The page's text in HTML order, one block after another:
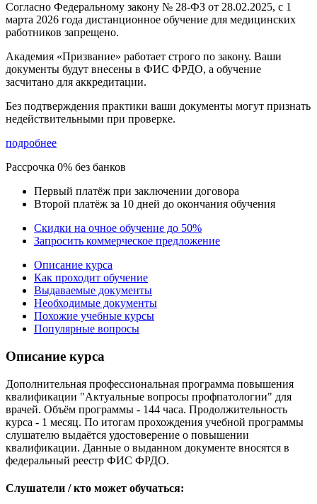
Согласно Федеральному закону № 28-ФЗ от 28.02.2025, с 1
марта 2026 года дистанционное обучение для медицинских
работников запрещено.
Академия «Призвание» работает строго по закону. Ваши
документы будут внесены в ФИС ФРДО, а обучение
засчитано для аккредитации.
Без подтверждения практики ваши документы могут признать
недействительными при проверке.
подробнее
Рассрочка 0% без банков
Первый платёж при заключении договора
Второй платёж за 10 дней до окончания обучения
Скидки на очное обучение до 50%
Запросить коммерческое предложение
Описание курса
Как проходит обучение
Выдаваемые документы
Необходимые документы
Похожие учебные курсы
Популярные вопросы
Описание курса
Дополнительная профессиональная программа повышения
квалификации "Актуальные вопросы профпатологии" для
врачей. Объём программы - 144 часа. Продолжительность
курса - 1 месяц. По итогам прохождения учебной программы
слушателю выдаётся удостоверение о повышении
квалификации. Данные о выданном документе вносятся в
федеральный реестр ФИС ФРДО.
Слушатели / кто может обучаться: